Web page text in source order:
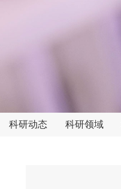
科研动态 科研领域